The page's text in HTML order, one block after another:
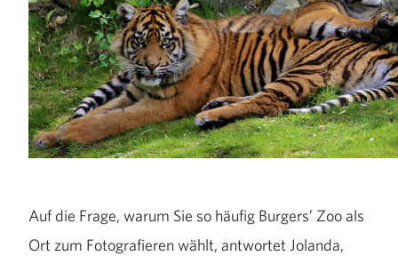
Auf die Frage, warum Sie so häufig Burgers’ Zoo als
Ort zum Fotografieren wählt, antwortet Jolanda,